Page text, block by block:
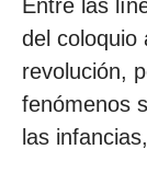
Entre las
del coloquio
revolución,
fenómenos
las